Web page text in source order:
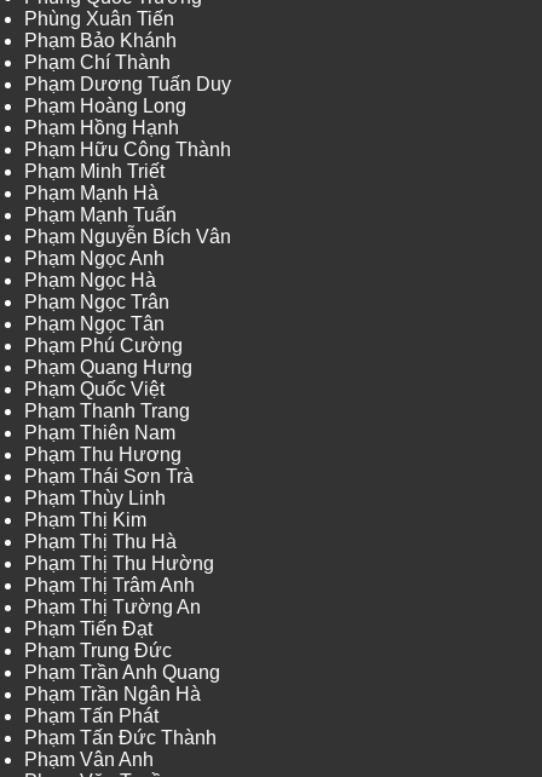
Phùng Xuân Tiến
Phạm Bảo Khánh
Phạm Chí Thành
Phạm Dương Tuấn Duy
Phạm Hoàng Long
Phạm Hồng Hạnh
Phạm Hữu Công Thành
Phạm Minh Triết
Phạm Mạnh Hà
Phạm Mạnh Tuấn
Phạm Nguyễn Bích Vân
Phạm Ngọc Anh
Phạm Ngọc Hà
Phạm Ngọc Trân
Phạm Ngọc Tân
Phạm Phú Cường
Phạm Quang Hưng
Phạm Quốc Việt
Phạm Thanh Trang
Phạm Thiên Nam
Phạm Thu Hương
Phạm Thái Sơn Trà
Phạm Thùy Linh
Phạm Thị Kim
Phạm Thị Thu Hà
Phạm Thị Thu Hường
Phạm Thị Trâm Anh
Phạm Thị Tường An
Phạm Tiến Đạt
Phạm Trung Đức
Phạm Trần Anh Quang
Phạm Trần Ngân Hà
Phạm Tấn Phát
Phạm Tấn Đức Thành
Phạm Vân Anh